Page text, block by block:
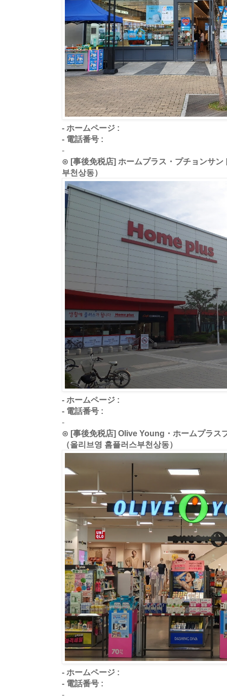
- ホームページ :
- 電話番号 :
-
⊙ [事後免税店] ホームプラス・プチョンサン
부천상동）
- ホームページ :
- 電話番号 :
-
⊙ [事後免税店] Olive Young・ホームプラス
（올리브영 홈플러스부천상동）
- ホームページ :
- 電話番号 :
-